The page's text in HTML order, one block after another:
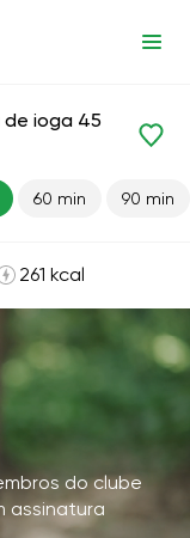
de ioga 45
60 min 90 min
261 kcal
do clube
assinatura